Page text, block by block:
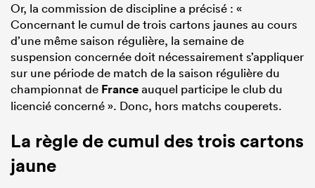
Or, la commission de discipline a précisé : «
Concernant le cumul de trois cartons jaunes au cours
d’une même saison régulière, la semaine de
suspension concernée doit nécessairement s’appliquer
sur une période de match de la saison régulière du
championnat de Franceauquel participe le club du
licencié concerné ». Donc, hors matchs couperets.
La règle de cumul des trois cartons
jaune